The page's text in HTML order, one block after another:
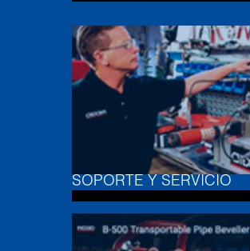
SOPORTE Y SERVICIO